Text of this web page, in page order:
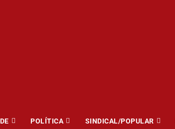
POLÍTICA SINDICAL/POPULAR